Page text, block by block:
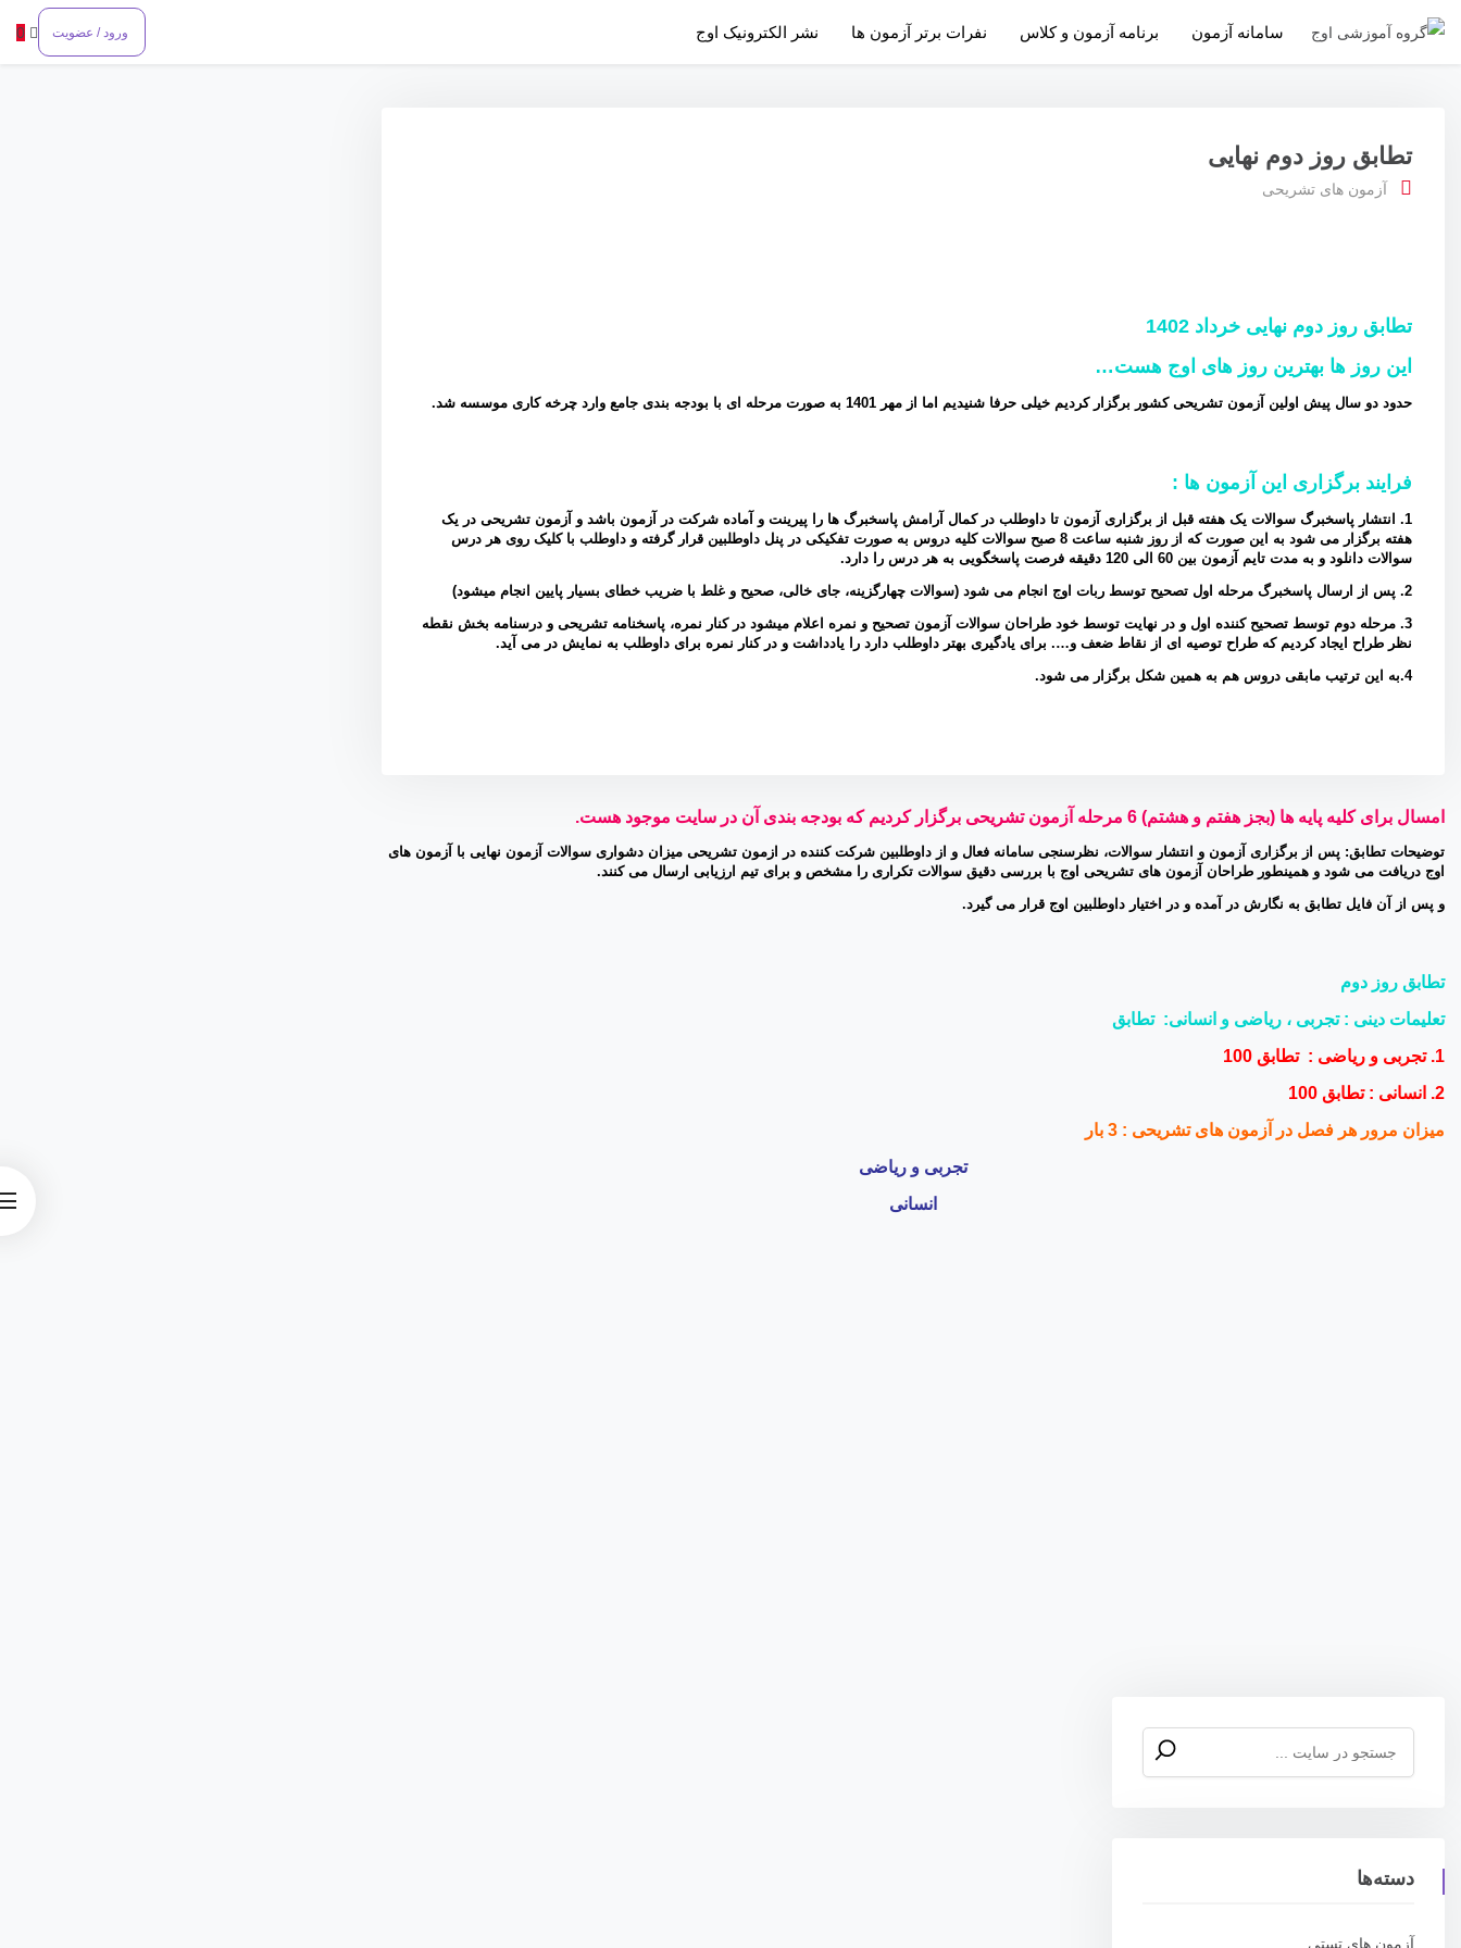
سامانه آزمون برنامه آزمون و کلاس نفرات برتر آزمون ها نشر الکترونیک اوج ورود / عضویت 0
تطابق روز دوم نهایی
آزمون های تشریحی
تطابق روز دوم نهایی خرداد 1402
این روز ها بهترین روز های اوج هست…
حدود دو سال پیش اولین آزمون تشریحی کشور برگزار کردیم خیلی حرفا شنیدیم اما از مهر 1401 به صورت مرحله ای با بودجه‌ بندی جامع وارد چرخه کاری موسسه شد.
فرایند برگزاری این آزمون ها :
1. انتشار پاسخبرگ سوالات یک هفته قبل از برگزاری آزمون تا داوطلب در کمال آرامش پاسخبرگ ها را پیرینت و آماده شرکت در آزمون باشد و آزمون تشریحی در یک
هفته برگزار می شود به این صورت که از روز شنبه ساعت 8 صبح سوالات کلیه دروس به صورت تفکیکی در پنل داوطلبین قرار گرفته و داوطلب با کلیک روی هر درس
سوالات دانلود و به مدت تایم آزمون بین 60 الی 120 دقیقه فرصت پاسخگویی به هر درس را دارد.
2. پس از ارسال پاسخبرگ مرحله اول تصحیح توسط ربات اوج انجام می شود (سوالات چهارگزینه، جای خالی، صحیح و غلط با ضریب خطای بسیار پایین انجام میشود)
3. مرحله دوم توسط تصحیح کننده اول و در نهایت توسط خود طراحان سوالات آزمون تصحیح و نمره اعلام میشود در کنار نمره، پاسخنامه تشریحی و درسنامه بخش نقطه
نظر طراح ایجاد کردیم که طراح توصیه ای از نقاط ضعف و…. برای یادگیری بهتر داوطلب دارد را یادداشت و در کنار نمره برای داوطلب به نمایش در می آید.
4.به این ترتیب مابقی دروس هم به همین شکل برگزار می شود.
امسال برای کلیه پایه ها (بجز هفتم و هشتم) 6 مرحله آزمون تشریحی برگزار کردیم که بودجه بندی آن در سایت موجود هست.
توضیحات تطابق: پس از برگزاری آزمون و انتشار سوالات، نظرسنجی سامانه فعال و از داوطلبین شرکت کننده در ازمون تشریحی میزان دشواری سوالات آزمون نهایی با آزمون های
اوج دریافت می شود و همینطور طراحان آزمون های تشریحی اوج با بررسی دقیق سوالات تکراری را مشخص و برای تیم ارزیابی ارسال می کنند.
و پس از آن فایل تطابق به نگارش در آمده و در اختیار داوطلبین اوج قرار می گیرد.
تطابق روز دوم
تعلیمات دینی : تجربی ، ریاضی و انسانی: تطابق
1. تجربی و ریاضی : تطابق 100
2. انسانی : تطابق 100
میزان مرور هر فصل در آزمون های تشریحی : 3 بار
تجربی و ریاضی
انسانی
برای:
دسته‌ها
آزمون های تستی